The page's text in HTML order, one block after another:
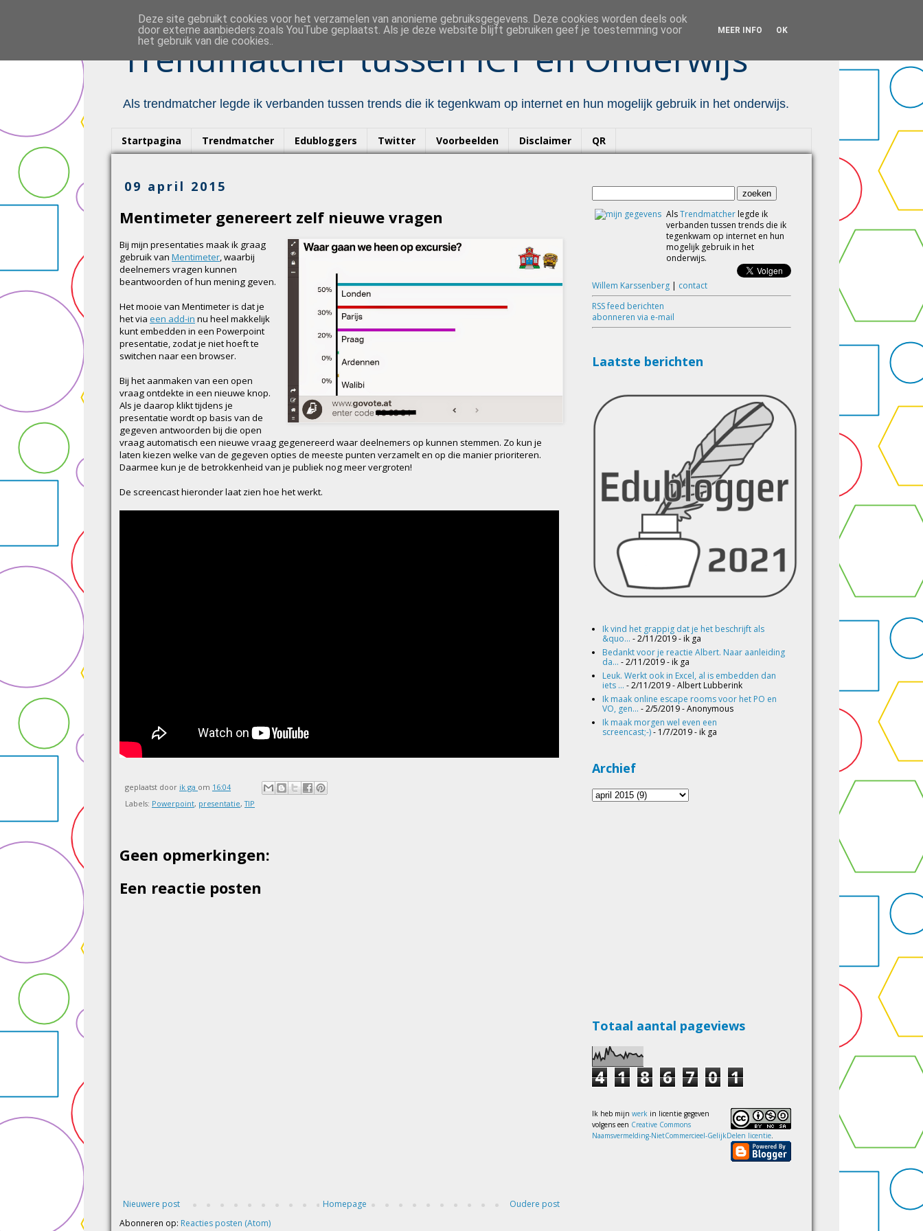
Trendmatcher tussen ICT en Onderwijs ™
Als trendmatcher legde ik verbanden tussen trends die ik tegenkwam op internet en hun mogelijk gebruik in het onderwijs.
Startpagina Trendmatcher Edubloggers Twitter Voorbeelden Disclaimer QR
09 april 2015
Mentimeter genereert zelf nieuwe vragen
Bij mijn presentaties maak ik graag
gebruik van Mentimeter, waarbij
deelnemers vragen kunnen
beantwoorden of hun mening geven.
Het mooie van Mentimeter is dat je
het via een add-in nu heel makkelijk
kunt embedden in een Powerpoint
presentatie, zodat je niet hoeft te
switchen naar een browser.
Bij het aanmaken van een open
vraag ontdekte in een nieuwe knop.
Als je daarop klikt tijdens je
presentatie wordt op basis van de
gegeven antwoorden bij die open
vraag automatisch een nieuwe vraag gegenereerd waar deelnemers op kunnen stemmen. Zo kun je
laten kiezen welke van de gegeven opties de meeste punten verzamelt en op die manier prioriteren.
Daarmee kun je de betrokkenheid van je publiek nog meer vergroten!
De screencast hieronder laat zien hoe het werkt.
geplaatst door ik ga om 16:04
Labels: Powerpoint, presentatie,TIP
Geen opmerkingen:
Een reactie posten
Nieuwere post Oudere post
Homepage
Abonneren op: Reacties posten (Atom)
AlsTrendmatcher legde ik
verbanden tussen trends die ik
tegenkwam op internet en hun
mogelijk gebruik in het
onderwijs.
Willem Karssenberg | contact
RSS feed berichten
abonneren via e-mail
Laatste berichten
Ik vind het grappig dat je het beschrijft als
&quo... - 2/11/2019- ik ga
Bedankt voor je reactie Albert. Naar aanleiding
da... - 2/11/2019- ik ga
Leuk. Werkt ook in Excel, al is embedden dan
iets ... - 2/11/2019- Albert Lubberink
Ik maak online escape rooms voor het PO en
VO, gen... - 2/5/2019- Anonymous
Ik maak morgen wel even een
screencast;-)- 1/7/2019- ik ga
Archief
Totaal aantal pageviews
4 1 8 6 7 0 1
Ik heb mijn werk in licentie gegeven
volgens een Creative Commons
Naamsvermelding-NietCommercieel-GelijkDelen licentie
Deze site gebruikt cookies voor het verzamelen van anonieme gebruiksgegevens. Deze cookies worden deels ook
door externe aanbieders zoals YouTube geplaatst. Als je deze website blijft gebruiken geef je toestemming voor
het gebruik van die cookies..
MEER INFO OK